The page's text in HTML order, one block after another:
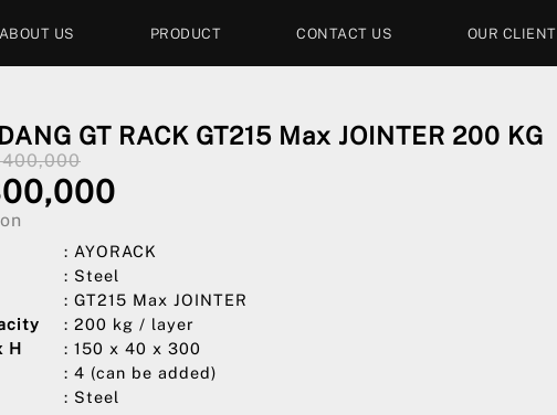
ABOUT US PRODUCT CONTACT US OUR CLIENT
GT RACK GT215 Max JOINTER 200 KG
: AYORACK
: Steel
: GT215 Max JOINTER
: 200 kg / layer
H
: 150 x 40 x 300
: 4 (can be added)
: Steel